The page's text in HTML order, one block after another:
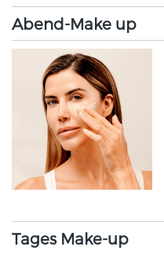
Abend-Make up
Tages Make-up